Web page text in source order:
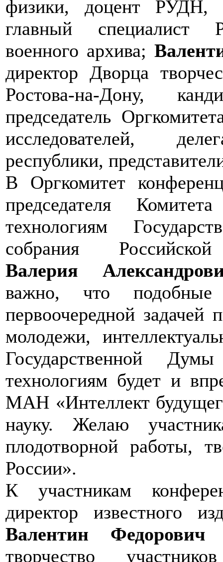
физики, доцент РУДН,
главный специалист
военного архива;
директор Дворца
Ростова-на-Дону,
председатель
исследователей,
республики,
В Оргкомитет
председателя
технологиям
собрания
Валерия
важно, что подобные
первоочередной задачей
молодежи,
Государственной
технологиям будет и
МАН «Интеллект
науку. Желаю
плодотворной работы,
России».
К участникам
директор известного
Валентин
творчество